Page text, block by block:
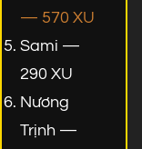
— 570 XU
Sami —
290 XU
Nương
Trịnh —